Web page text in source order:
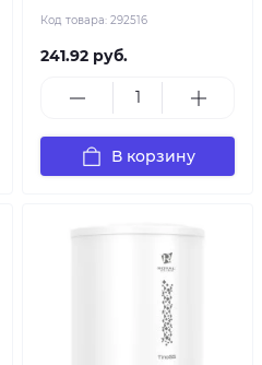
Код товара: 292516
241.92 руб.
В корзину